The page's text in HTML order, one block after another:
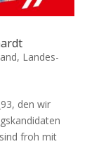
, Landes-
den wir
froh mit